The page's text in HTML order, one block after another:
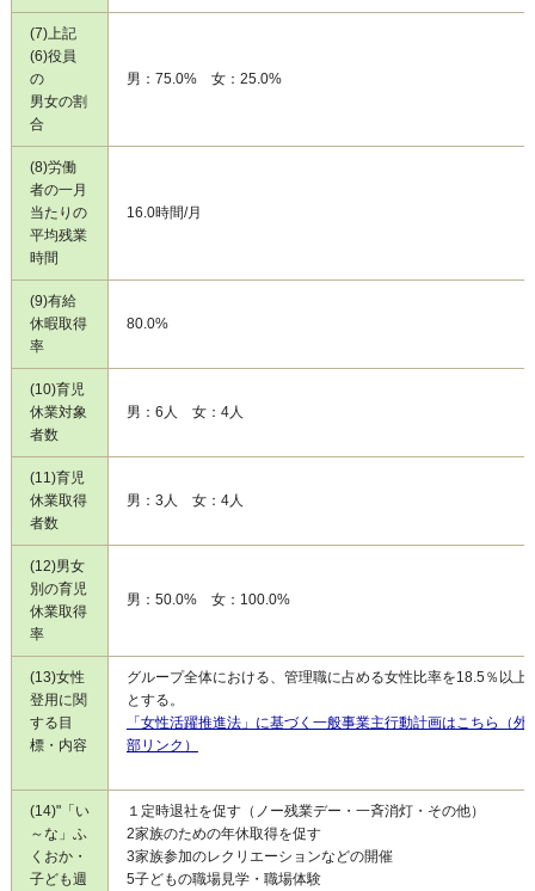
(7)上記
(6)役員
の
男女の割
合
男：75.0% 女：25.0%
(8)労働
者の一月
当たりの
平均残業
時間
16.0時間/月
(9)有給
休暇取得
率
80.0%
(10)育児
休業対象
者数
男：6人 女：4人
(11)育児
休業取得
者数
男：3人 女：4人
(12)男女
別の育児
休業取得
率
男：50.0% 女：100.0%
(13)女性
登用に関
する目
標・内容
グループ全体における、管理職に占める女性比率を18.5％以上
とする。
「女性活躍推進法」に基づく一般事業主行動計画はこちら（外
部リンク）
(14)"「い
～な」ふ
くおか・
子ども週
１ 定時退社を促す（ノー残業デー・一斉消灯・その他）
2家族のための年休取得を促す
3家族参加のレクリエーションなどの開催
5子どもの職場見学・職場体験